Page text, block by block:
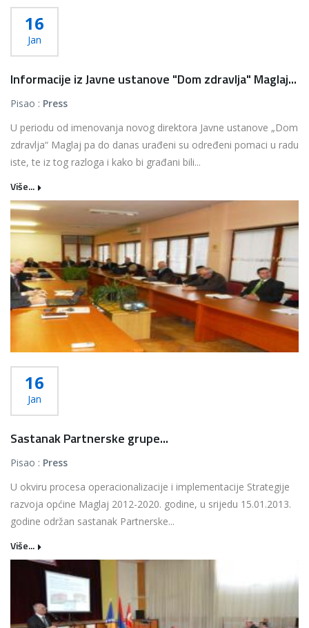
16
Jan
Informacije iz Javne ustanove "Dom zdravlja" Maglaj...
Pisao : Press
U periodu od imenovanja novog direktora Javne ustanove „Dom
zdravlja“ Maglaj pa do danas urađeni su određeni pomaci u radu
iste, te iz tog razloga i kako bi građani bili...
Više...
16
Jan
Sastanak Partnerske grupe...
Pisao : Press
U okviru procesa operacionalizacije i implementacije Strategije
razvoja općine Maglaj 2012-2020. godine, u srijedu 15.01.2013.
godine održan sastanak Partnerske...
Više...